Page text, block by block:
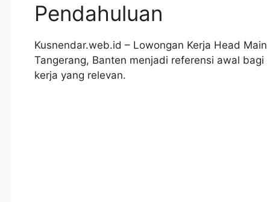
Pendahuluan
Kusnendar.web.id – Lowongan Kerja Head
Tangerang, Banten menjadi referensi awal
kerja yang relevan.